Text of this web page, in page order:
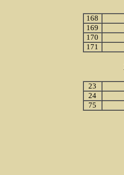
168
169
170
171
23
24
75